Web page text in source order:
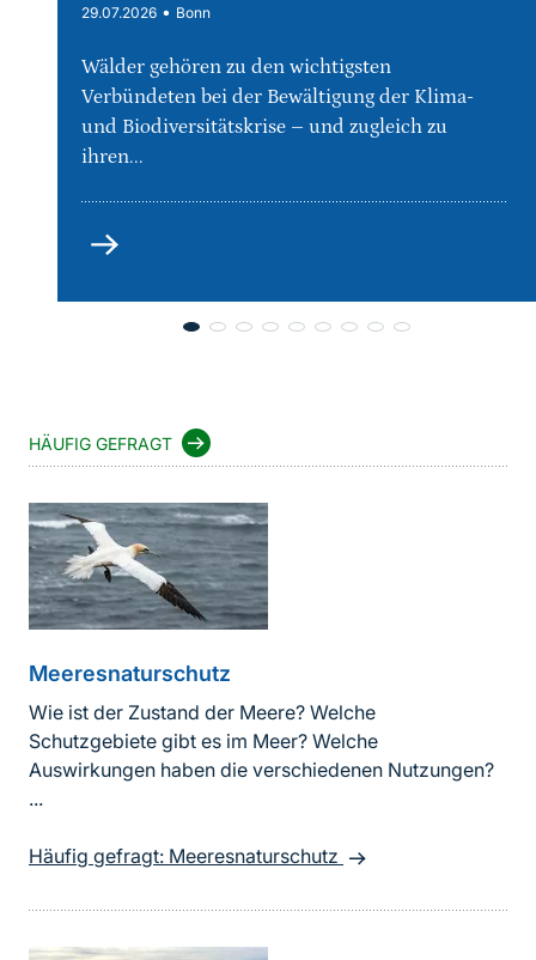
29.07.2026 • Bonn
Wälder gehören zu den wichtigsten
Verbündeten bei der Bewältigung der Klima-
und Biodiversitätskrise – und zugleich zu
ihren...
mehr
HÄUFIG GEFRAGT
Meeresnaturschutz
Wie ist der Zustand der Meere? Welche
Schutzgebiete gibt es im Meer? Welche
Auswirkungen haben die verschiedenen Nutzungen?
...
Häufig gefragt: Meeresnaturschutz